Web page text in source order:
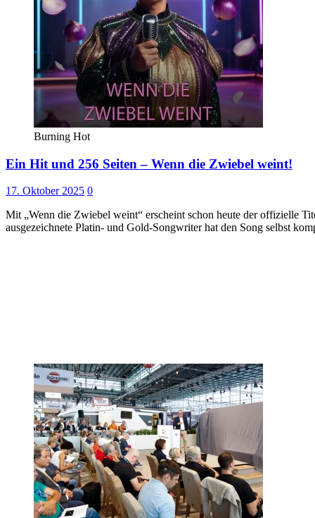
Burning Hot
Ein Hit und 256 Seiten – Wenn die Zwiebel weint!
17. Oktober 2025 0
Mit „Wenn die Zwiebel weint“ erscheint schon heute der offizielle
ausgezeichnete Platin- und Gold-Songwriter hat den Song selbst